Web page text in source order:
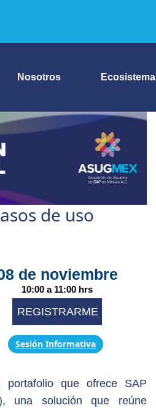
Nosotros Ecosistema
de uso
de noviembre
10:00 a 11:00 hrs
REGISTRARME
Sesión Informativa
portafolio que ofrece SAP
una solución que reúne